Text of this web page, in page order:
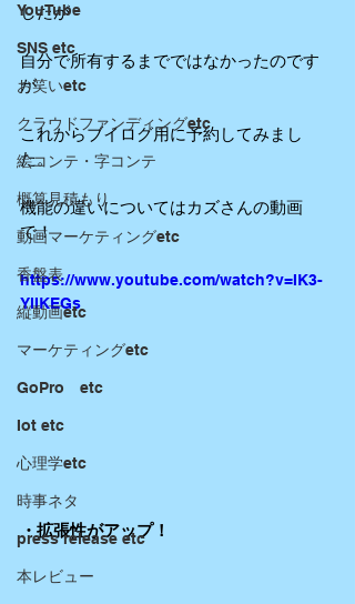
YouTube
SNS etc
お笑いetc
クラウドファンディングetc
絵コンテ・字コンテ
概算見積もり
動画マーケティングetc
香盤表
縦動画etc
マーケティングetc
GoPro etc
Iot etc
心理学etc
時事ネタ
press release etc
本レビュー
したが
自分で所有するまでではなかったのです
が
これからブイログ用に予約してみまし
た。
機能の違いについてはカズさんの動画
で！
https://www.youtube.com/watch?v=IK3-
YlIKEGs
・拡張性がアップ！